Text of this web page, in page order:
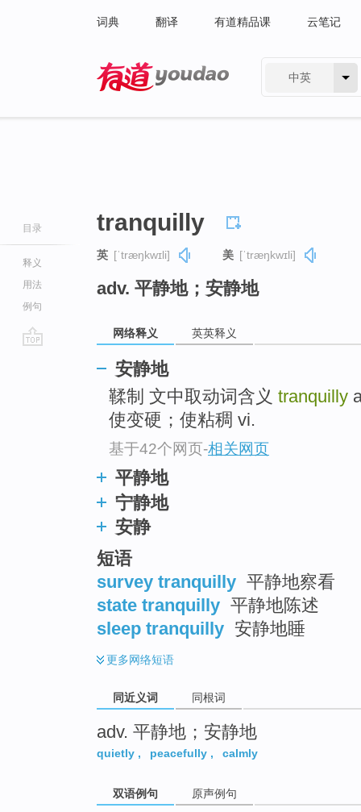
词典 翻译 有道精品课 云笔记
中英
目录
释义
用法
例句
tranquilly
英 [ˈtræŋkwɪli] 美 [ˈtræŋkwɪli]
adv. 平静地；安静地
网络释义 英英释义
安静地
鞣制 文中取动词含义 tranquilly
使变硬；使粘稠 vi.
基于42个网页-相关网页
平静地
宁静地
安静
短语
survey tranquilly 平静地察看
state tranquilly 平静地陈述
sleep tranquilly 安静地睡
更多网络短语
同近义词 同根词
adv. 平静地；安静地
quietly , peacefully , calmly
双语例句 原声例句